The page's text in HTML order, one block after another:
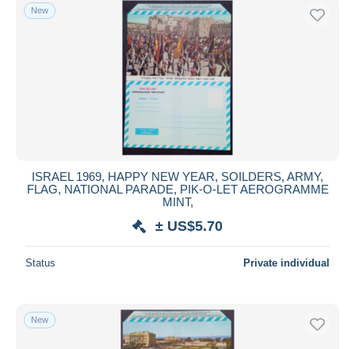
New
ISRAEL 1969, HAPPY NEW YEAR, SOILDERS, ARMY,
FLAG, NATIONAL PARADE, PIK-O-LET AEROGRAMME
MINT,
± US$5.70
Status Private individual
New